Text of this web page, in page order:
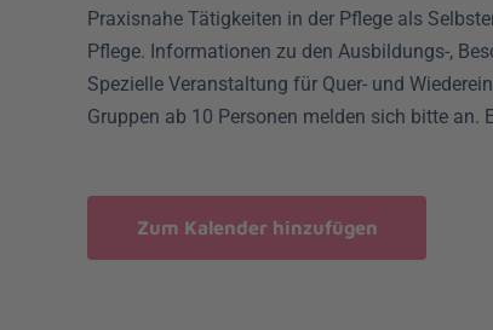
Praxisnahe Tätigkeiten in der Pflege als
Pflege. Informationen zu den Ausbildungs-,
Spezielle Veranstaltung für Quer- und
Gruppen ab 10 Personen melden sich bitte an.
Zum Kalender hinzufügen